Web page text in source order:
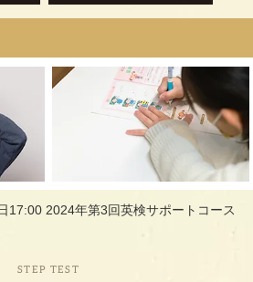
17:00 2024年第3回英検サポートコース
STEP TEST